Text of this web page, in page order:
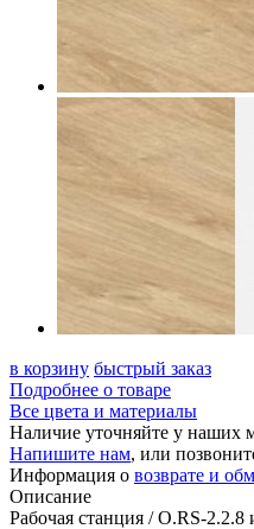
в корзину быстрый заказ
Подробнее о товаре
Все цвета и материалы
Наличие уточняйте у наших
Напишите нам, или
Информация о возврате и
Описание
Рабочая станция / O.RS-2.2.8